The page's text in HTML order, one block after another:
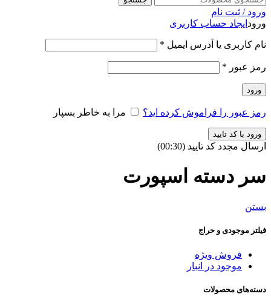
ورود / ثبت نام
ورود ایجاد حساب کاربری
نام کاربری یا آدرس ایمیل *
رمز عبور *
ورود
رمز عبور را فراموش کرده اید؟ مرا به خاطر بسپار
ورود با کد تایید
ارسال مجدد کد تایید (00:
30
)
سر دسته اسپورت
بستن
فیلتر موجودی و حراج
فروش ویژه
موجود در انبار
دسته‌های محصولات